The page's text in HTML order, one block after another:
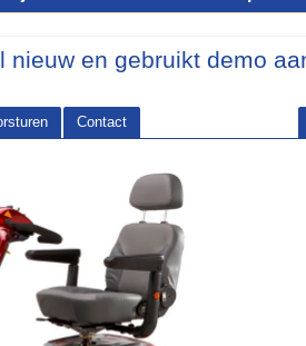
nieuw en gebruikt demo
Contact